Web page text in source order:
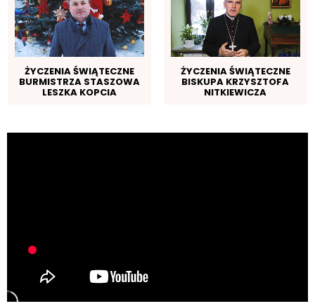
ŻYCZENIA ŚWIĄTECZNE
BURMISTRZA STASZOWA
LESZKA KOPCIA
ŻYCZENIA ŚWIĄTECZNE
BISKUPA KRZYSZTOFA
NITKIEWICZA